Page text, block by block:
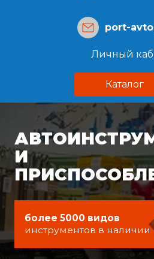
port-
Личный
Каталог
И
более 5000 видов
инструментов в наличии